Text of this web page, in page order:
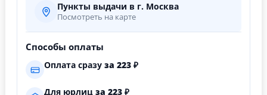
Пункты выдачи в г. Москва
Посмотреть на карте
Способы оплаты
Оплата сразу за 223 ₽
Для юрлиц за 223 ₽